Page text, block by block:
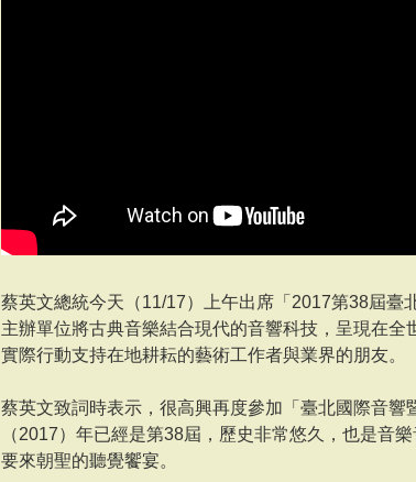
蔡英文總統今天（11/17）上午出席「2017第38屆臺
主辦單位將古典音樂結合現代的音響科技，呈現在全
實際行動支持在地耕耘的藝術工作者與業界的朋友。
蔡英文致詞時表示，很高興再度參加「臺北國際音響
（2017）年已經是第38屆，歷史非常悠久，也是音
要來朝聖的聽覺饗宴。